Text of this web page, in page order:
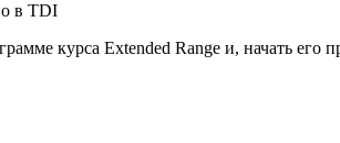
в TDI
курса Extended Range и, начать